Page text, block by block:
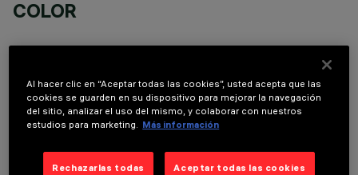
COLOR
DATOS TÉCNICOS
ÚLTIMA ACTUALIZACIÓN: 06/08/2026
Al hacer clic en “Aceptar todas las cookies”, usted acepta que las
cookies se guarden en su dispositivo para mejorar la navegación
del sitio, analizar el uso del mismo, y colaborar con nuestros
estudios para marketing. Más información
Rechazarlas todas Aceptar todas las cookies